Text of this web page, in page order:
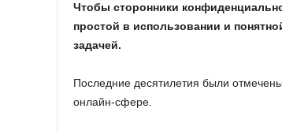
Чтобы сторонники
простой в использовании и
задачей.
Последние десятилетия были
онлайн-сфере.